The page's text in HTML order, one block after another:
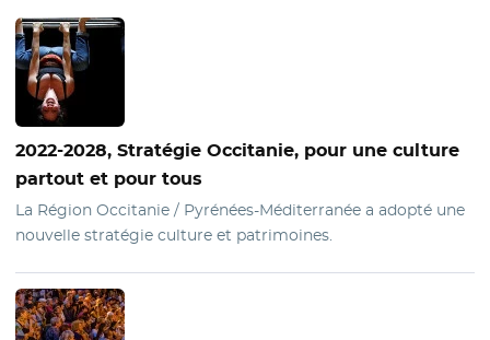
2022-2028, Stratégie Occitanie, pour une culture
partout et pour tous
La Région Occitanie / Pyrénées-Méditerranée a adopté une
nouvelle stratégie culture et patrimoines.